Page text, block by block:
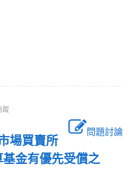
蹤
問題討論
場買賣所
金有優先受償之